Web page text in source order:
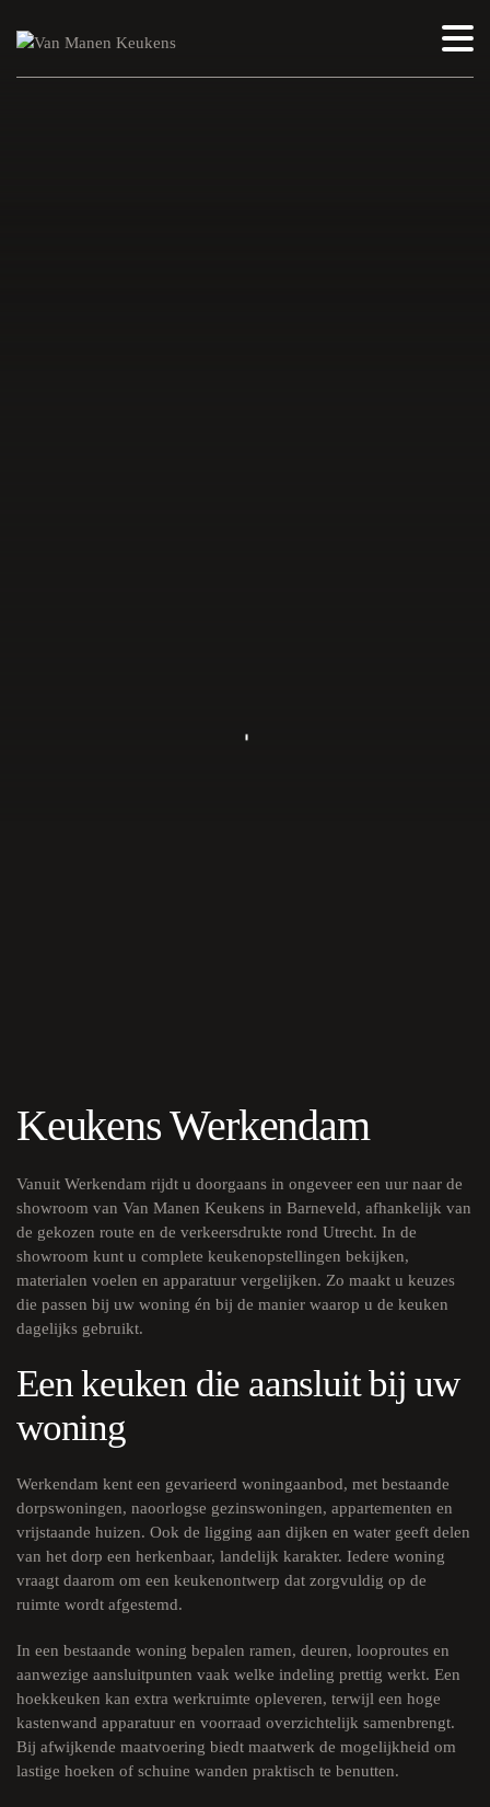
Keukens Werkendam
Vanuit Werkendam rijdt u doorgaans in ongeveer een uur naar de
showroom van Van Manen Keukens in Barneveld, afhankelijk van
de gekozen route en de verkeersdrukte rond Utrecht. In de
showroom kunt u complete keukenopstellingen bekijken,
materialen voelen en apparatuur vergelijken. Zo maakt u keuzes
die passen bij uw woning én bij de manier waarop u de keuken
dagelijks gebruikt.
Een keuken die aansluit bij uw
woning
Werkendam kent een gevarieerd woningaanbod, met bestaande
dorpswoningen, naoorlogse gezinswoningen, appartementen en
vrijstaande huizen. Ook de ligging aan dijken en water geeft delen
van het dorp een herkenbaar, landelijk karakter. Iedere woning
vraagt daarom om een keukenontwerp dat zorgvuldig op de
ruimte wordt afgestemd.
In een bestaande woning bepalen ramen, deuren, looproutes en
aanwezige aansluitpunten vaak welke indeling prettig werkt. Een
hoekkeuken kan extra werkruimte opleveren, terwijl een hoge
kastenwand apparatuur en voorraad overzichtelijk samenbrengt.
Bij afwijkende maatvoering biedt maatwerk de mogelijkheid om
lastige hoeken of schuine wanden praktisch te benutten.